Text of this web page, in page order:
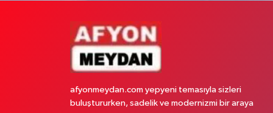
afyonmeydan.com yepyeni temasıyla sizleri
buluştururken, sadelik ve modernizmi bir araya